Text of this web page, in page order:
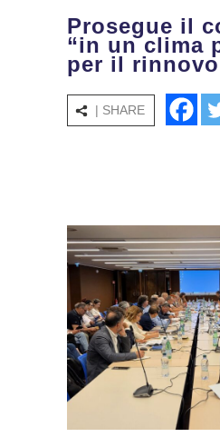
Prosegue il
“in un clima
per il rinnovo
| SHARE